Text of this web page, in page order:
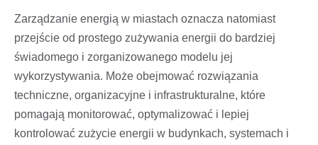
Zarządzanie energią w miastach oznacza natomiast
przejście od prostego zużywania energii do bardziej
świadomego i zorganizowanego modelu jej
wykorzystywania. Może obejmować rozwiązania
techniczne, organizacyjne i infrastrukturalne, które
pomagają monitorować, optymalizować i lepiej
kontrolować zużycie energii w budynkach, systemach i